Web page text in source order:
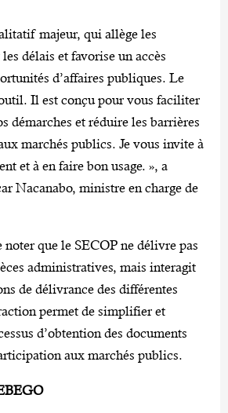
majeur, qui allège les
délais et favorise un accès
d’affaires publiques. Le
Il est conçu pour vous faciliter
démarches et réduire les barrières
marchés publics. Je vous invite à
et à en faire bon usage. », a
Nacanabo, ministre en charge de
que le SECOP ne délivre pas
administratives, mais interagit
de délivrance des différentes
permet de simplifier et
d’obtention des documents
aux marchés publics.